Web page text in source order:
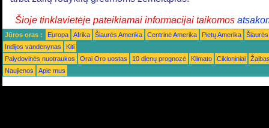
Šioje tinklavietėje pateikiamai informacijai taikomos
Jūros oras : Europa Afrika Šiaurės Amerika Centrinė Amerika Pietų Amerika
Indijos vandenynas
Kiti
Palydovinės nuotraukos
Orai Oro uostas 10 dienų prognozė Klimato Cikloniniai
Naujienos
Apie mus